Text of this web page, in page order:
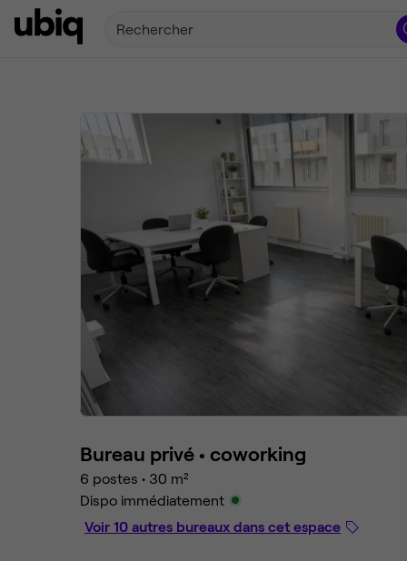
Rechercher
Bureau privé • coworking
6 postes • 30 m²
Dispo immédiatement
Voir 10 autres bureaux dans cet espace